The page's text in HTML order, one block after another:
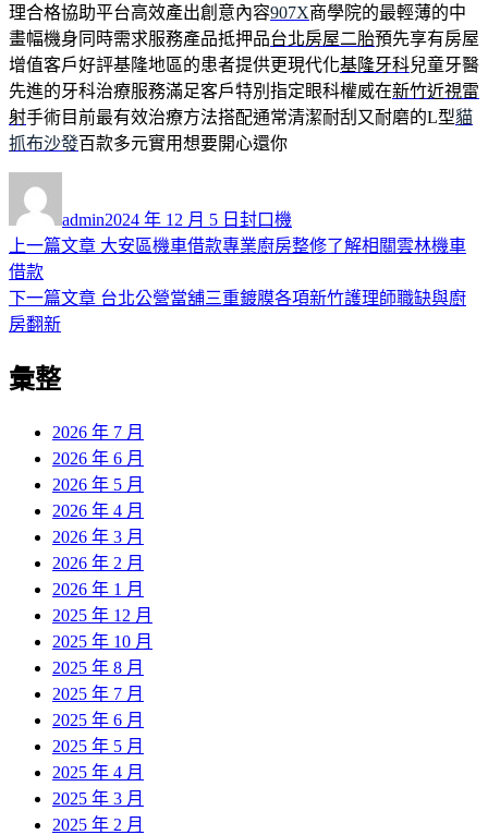
理合格協助平台高效產出創意內容907X商學院的最輕薄的中
畫幅機身同時需求服務產品抵押品台北房屋二胎預先享有房屋
增值客戶好評基隆地區的患者提供更現代化基隆牙科兒童牙醫
先進的牙科治療服務滿足客戶特別指定眼科權威在新竹近視雷
射手術目前最有效治療方法搭配通常清潔耐刮又耐磨的L型貓
抓布沙發百款多元實用想要開心還你
者
admin佈
日
2024 年 12 月 5 日 類
封口機
文
章
導
覽
上一篇文章 上
篇
大安區機車借款專業廚房整修了解相關雲林機車
借款
下一篇文章 下
台北公營當舖三重鍍膜各項新竹護理師職缺與廚
房翻新
彙整
2026 年 7 月
2026 年 6 月
2026 年 5 月
2026 年 4 月
2026 年 3 月
2026 年 2 月
2026 年 1 月
2025 年 12 月
2025 年 10 月
2025 年 8 月
2025 年 7 月
2025 年 6 月
2025 年 5 月
2025 年 4 月
2025 年 3 月
2025 年 2 月